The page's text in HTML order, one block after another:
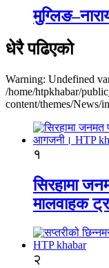
धेरै पढिएको
Warning: Undefined
/home/htpkhabar/
content/themes/News/
१
सिरहामा
मालवाहक
२